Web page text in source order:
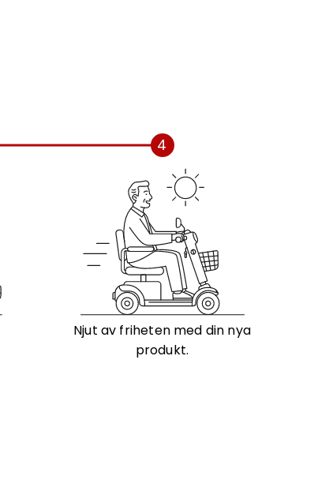
4
Njut av friheten med din nya
produkt.